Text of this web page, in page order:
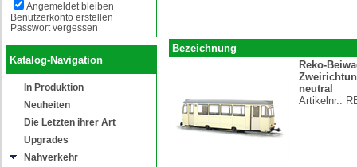
Angemeldet bleiben
Benutzerkonto erstellen
Passwort vergessen
Katalog-Navigation
In Produktion
Neuheiten
Die Letzten ihrer Art
Upgrades
Nahverkehr
Bezeichnung
Reko-
neutral
Artikelnr.: